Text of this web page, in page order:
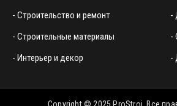
- Строительство и ремонт
- Строительные материалы
- Интерьер и декор
-
-
-
Copyright © 2025 ProStroi. Все